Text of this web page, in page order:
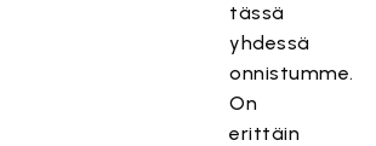
tässä
yhdessä
onnistumme.
On
erittäin